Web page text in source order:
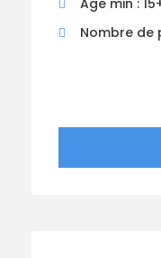
Nombre de